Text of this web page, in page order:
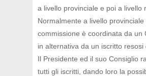
a livello provinciale e poi a livello
Normalmente a livello provinciale
commissione è coordinata da un
in alternativa da un iscritto resosi
Il Presidente ed il suo Consiglio
tutti gli iscritti, dando loro la